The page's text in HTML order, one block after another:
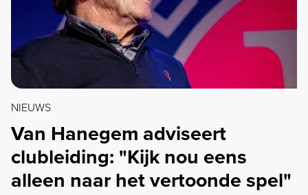
NIEUWS
Van Hanegem adviseert
clubleiding: "Kijk nou eens
alleen naar het vertoonde spel"